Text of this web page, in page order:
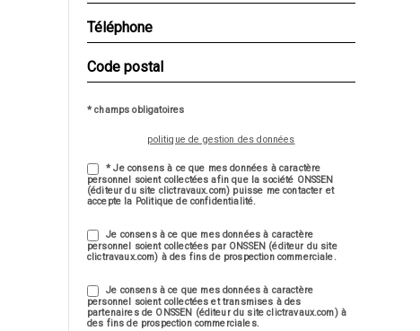
* champs obligatoires
politique de gestion des données
* Je consens à ce que mes données à caractère
personnel soient collectées afin que la société ONSSEN
(éditeur du site clictravaux.com) puisse me contacter et
accepte la Politique de confidentialité.
Je consens à ce que mes données à caractère
personnel soient collectées par ONSSEN (éditeur du site
clictravaux.com) à des fins de prospection commerciale.
Je consens à ce que mes données à caractère
personnel soient collectées et transmises à des
partenaires de ONSSEN (éditeur du site clictravaux.com) à
des fins de prospection commerciales.